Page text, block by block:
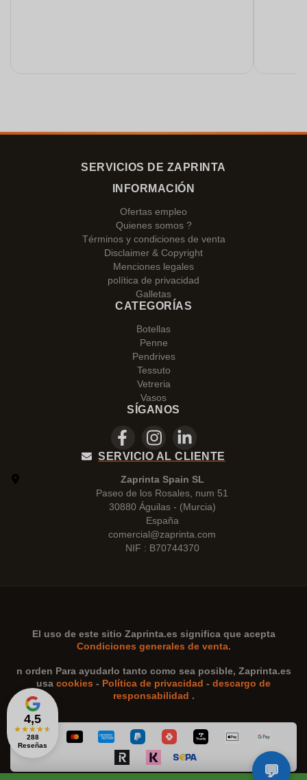
4,5
★★★★★
288
Reseñas
SERVICIOS DE ZAPRINTA
INFORMACIÓN
Ofertas empleo
Quienes somos ?
Términos y condiciones de venta
Disclaimer & Copyright
Menciones legales
política de privacidad
Galletas
CATEGORÍAS
Botellas
Penne
Pendrives
Tessuto
Vetreria
Vasos
SÍGANOS
SERVICIO AL CLIENTE
Zaprinta Spain SL
Paseo de los Rosales, num 51
30880 Águilas - (Murcia)
España
comercial@zaprinta.com
NIF : B70744370
El uso de este sitio Zaprinta.es significa que acepta
Condiciones generales de venta.
n orden Para ayudarlo tanto como sea posible, Zaprinta.es
usa cookies - Política de privacidad - descargo de
responsabilidad .